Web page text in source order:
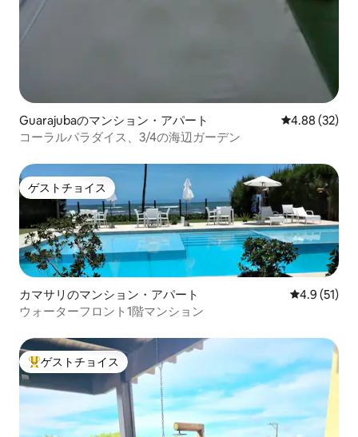
Guarajubaのマンション・アパート レビュー32
4.88 (32)
コーラルパラダイス、3/4の海辺ガーデン
ゲストチョイス
ゲストチョイス
カマサリのマンション・アパート レビュー51
4.9 (51)
ウォーターフロント1階マンション
大好評のゲストチョイスです。
ゲストチョイス